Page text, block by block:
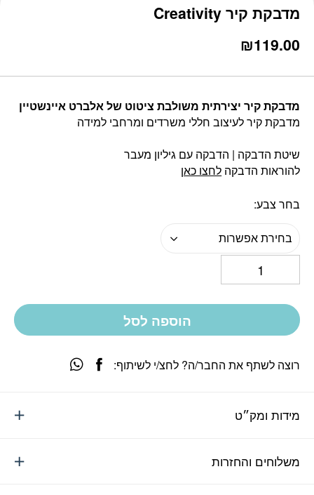
מדבקת קיר Creativity
₪119.00
מדבקת קיר יצירתית משולבת ציטוט של אלברט איינשטיין
מדבקת קיר לעיצוב חללי משרדים ומרחבי למידה
שיטת הדבקה | הדבקה עם גיליון מעבר
להוראות הדבקה לחצו כאן
בחר צבע
בחירת אפשרות
הוספה לסל
מידות ומק״ט
משלוחים והחזרות
רוצה לשתף את החבר/ה? לחצ/י לשיתוף: